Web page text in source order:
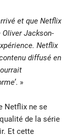
et que Netflix
Jackson-
Netflix
diffusé en
. »
Netflix ne se
de la série
Et cette